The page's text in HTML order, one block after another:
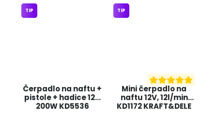
Čerpadlo na naftu +
pistole + hadice 12V
200W KD5536
TIP
Mini čerpadlo na
naftu 12V, 12l/min
KD1172 KRAFT&DELE
TIP